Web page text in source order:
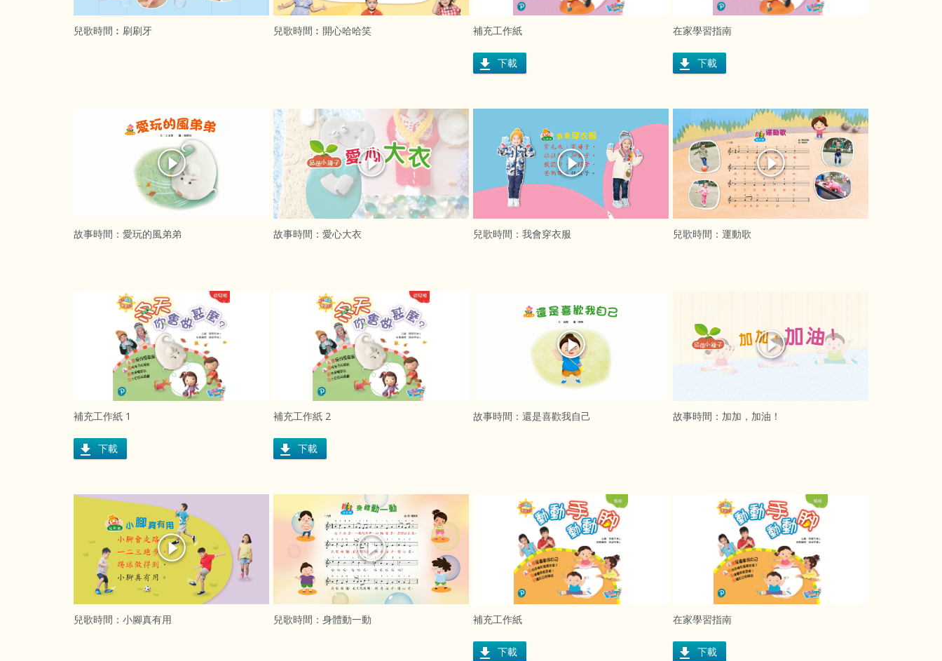
兒歌時間︰刷刷牙 兒歌時間︰開心哈哈笑 補充工作紙
下載
在家學習指南
下載
故事時間：愛玩的風弟弟 故事時間：愛心大衣 兒歌時間：我會穿衣服 兒歌時間：運動歌
補充工作紙 1
下載
補充工作紙 2
下載
故事時間：還是喜歡我自己 故事時間：加加，加油！
兒歌時間：小腳真有用 兒歌時間：身體動一動 補充工作紙
下載
在家學習指南
下載